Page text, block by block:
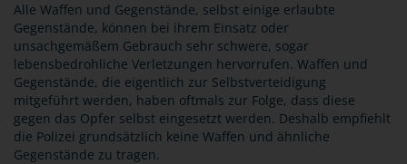
Alle Waffen und Gegenstände, selbst einige erlaubte
Gegenstände, können bei ihrem Einsatz oder
unsachgemäßem Gebrauch sehr schwere, sogar
lebensbedrohliche Verletzungen hervorrufen. Waffen und
Gegenstände, die eigentlich zur Selbstverteidigung
mitgeführt werden, haben oftmals zur Folge, dass diese
gegen das Opfer selbst eingesetzt werden. Deshalb empfiehlt
die Polizei grundsätzlich keine Waffen und ähnliche
Gegenstände zu tragen.